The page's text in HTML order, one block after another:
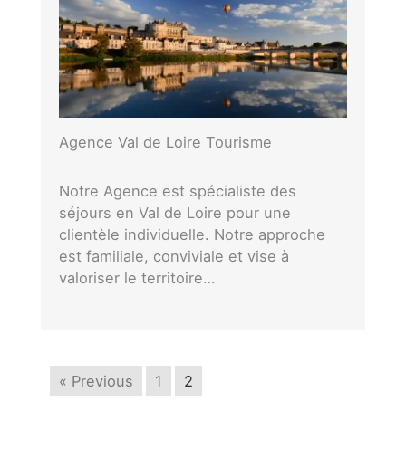
Agence Val de Loire Tourisme
Notre Agence est spécialiste des
séjours en Val de Loire pour une
clientèle individuelle. Notre approche
est familiale, conviviale et vise à
valoriser le territoire…
« Previous 1 2